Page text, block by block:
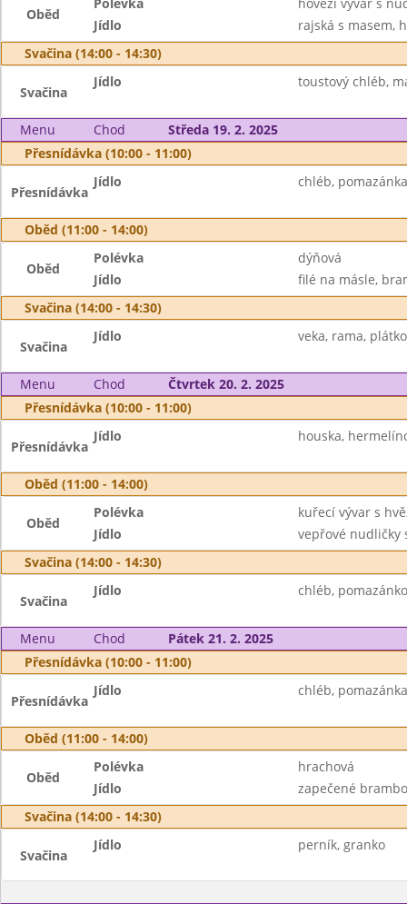
Oběd
Jídlo
rajská s masem,
Svačina (14:00 - 14:30)
Svačina
Jídlo toustový chléb,
Menu Chod
Středa 19. 2. 2025
Přesnídávka (10:00 - 11:00)
Přesnídávka
Jídlo chléb,
Oběd (11:00 - 14:00)
Oběd
Polévka
dýňová
Jídlo
filé na másle,
Svačina (14:00 - 14:30)
Svačina
Jídlo veka, rama,
Menu Chod
Čtvrtek 20. 2. 2025
Přesnídávka (10:00 - 11:00)
Přesnídávka
Jídlo houska,
Oběd (11:00 - 14:00)
Oběd
Polévka
kuřecí vývar s
Jídlo
vepřové nudličky
Svačina (14:00 - 14:30)
Svačina
Jídlo chléb,
Menu Chod
Pátek 21. 2. 2025
Přesnídávka (10:00 - 11:00)
Přesnídávka
Jídlo chléb,
Oběd (11:00 - 14:00)
Oběd
Polévka
hrachová
Jídlo
zapečené
Svačina (14:00 - 14:30)
Svačina
Jídlo perník, granko